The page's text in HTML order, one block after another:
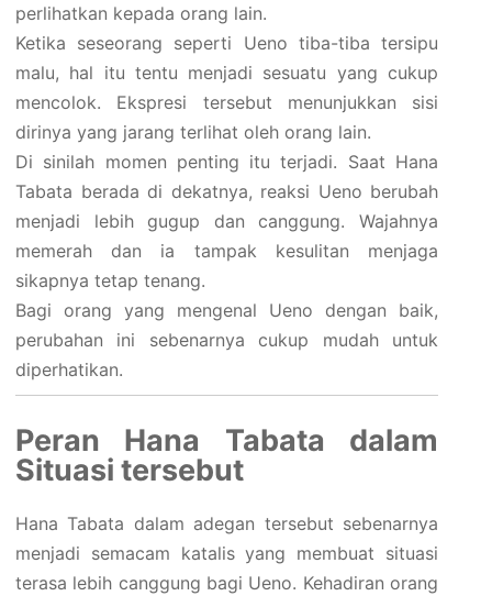
perlihatkan kepada orang lain.
Ketika seseorang seperti Ueno tiba-tiba tersipu
malu, hal itu tentu menjadi sesuatu yang cukup
mencolok. Ekspresi tersebut menunjukkan sisi
dirinya yang jarang terlihat oleh orang lain.
Di sinilah momen penting itu terjadi. Saat Hana
Tabata berada di dekatnya, reaksi Ueno berubah
menjadi lebih gugup dan canggung. Wajahnya
memerah dan ia tampak kesulitan menjaga
sikapnya tetap tenang.
Bagi orang yang mengenal Ueno dengan baik,
perubahan ini sebenarnya cukup mudah untuk
diperhatikan.
Peran Hana Tabata dalam
Situasi tersebut
Hana Tabata dalam adegan tersebut sebenarnya
menjadi semacam katalis yang membuat situasi
terasa lebih canggung bagi Ueno. Kehadiran orang